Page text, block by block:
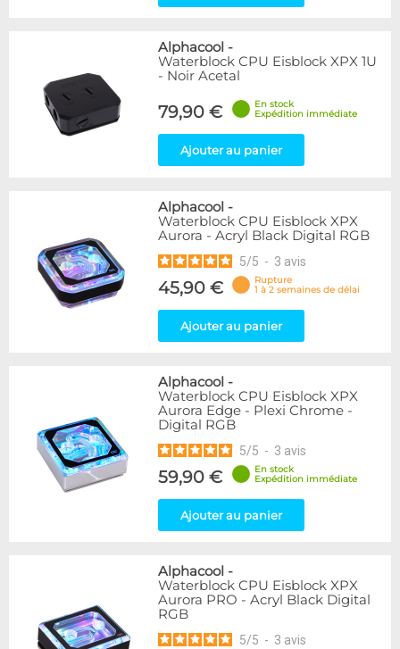
Alphacool -
Waterblock CPU Eisblock XPX 1U
- Noir Acetal
79,90 €
En stock
Expédition immédiate
Ajouter au panier
Alphacool -
Waterblock CPU Eisblock XPX
Aurora - Acryl Black Digital RGB
5/5 - 3 avis
45,90 €
Rupture
1 à 2 semaines de délai
Ajouter au panier
Alphacool -
Waterblock CPU Eisblock XPX
Aurora Edge - Plexi Chrome -
Digital RGB
5/5 - 3 avis
59,90 €
En stock
Expédition immédiate
Ajouter au panier
Alphacool -
Waterblock CPU Eisblock XPX
Aurora PRO - Acryl Black Digital
RGB
5/5 - 3 avis